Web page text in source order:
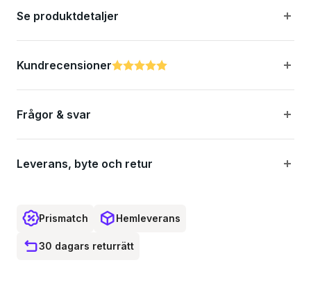
Utsöndrar pollen, perfekt för dem som kämpar med pollen
Bekvämt tyg för en bekväm passform
Specifikationer:
Storlek: M-XL
Se produktdetaljer
KundrecensionerBetyg:
5.0 utav 5 stjärnor
Frågor & svar
Leverans, byte och retur
Prismatch Hemleverans
30 dagars returrätt